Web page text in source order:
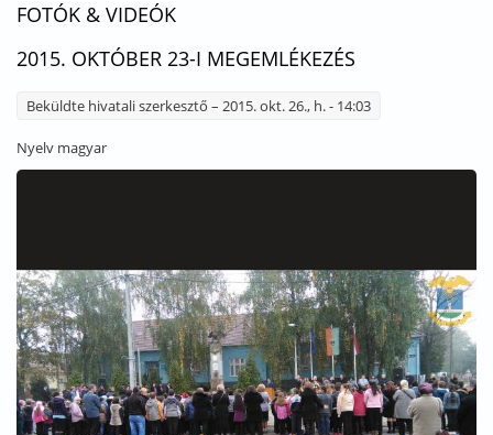
FOTÓK & VIDEÓK
2015. OKTÓBER 23-I MEGEMLÉKEZÉS
Beküldte hivatali szerkesztő – 2015. okt. 26., h. - 14:03
Nyelv magyar